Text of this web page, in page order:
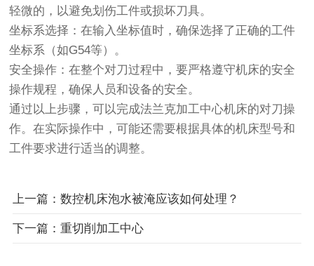
轻微的，以避免划伤工件或损坏刀具。
坐标系选择：在输入坐标值时，确保选择了正确的工件
坐标系（如G54等）。
安全操作：在整个对刀过程中，要严格遵守机床的安全
操作规程，确保人员和设备的安全。
通过以上步骤，可以完成法兰克加工中心机床的对刀操
作。在实际操作中，可能还需要根据具体的机床型号和
工件要求进行适当的调整。
上一篇：数控机床泡水被淹应该如何处理？
下一篇：重切削加工中心